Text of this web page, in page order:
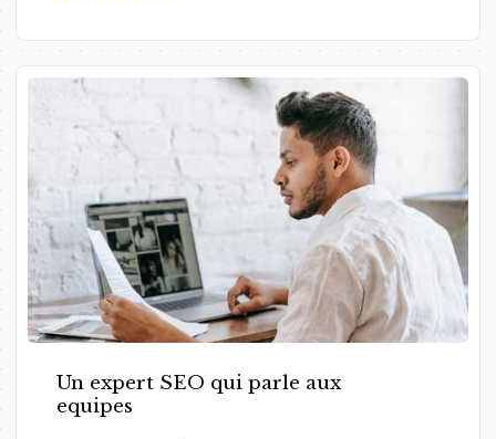
Un expert SEO qui parle aux
equipes